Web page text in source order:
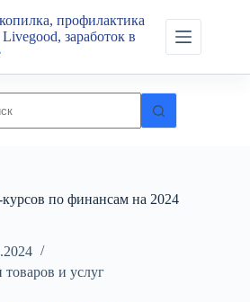
профилактика
Livegood, заработок в
по финансам на 2024
и услуг